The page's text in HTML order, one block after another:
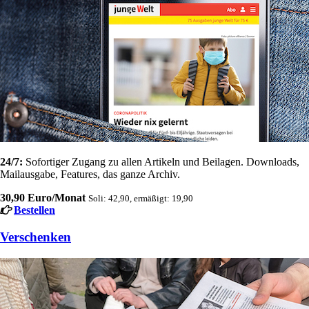
24/7: Sofortiger Zugang zu allen Artikeln und Beilagen. Downloads,
Mailausgabe, Features, das ganze Archiv.
30,90 Euro/Monat Soli: 42,90, ermäßigt: 19,90
Bestellen
Verschenken